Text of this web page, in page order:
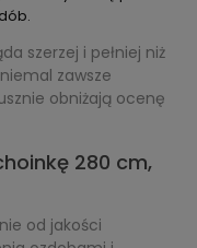
szerzej i pełniej niż
zawsze
obniżają ocenę
280 cm,
od jakości